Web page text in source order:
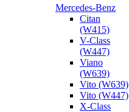
Mercedes-Benz
Citan
(W415)
V-Class
(W447)
Viano
(W639)
Vito (W639)
Vito (W447)
X-Class